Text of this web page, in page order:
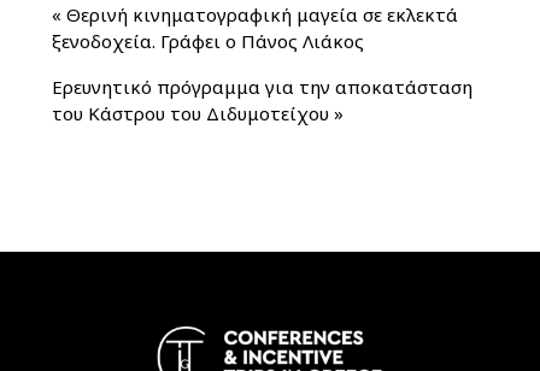
«Θερινή κινηματογραφική μαγεία σε εκλεκτά
ξενοδοχεία. Γράφει ο Πάνος Λιάκος
Ερευνητικό πρόγραμμα για την αποκατάσταση
του Κάστρου του Διδυμοτείχου »